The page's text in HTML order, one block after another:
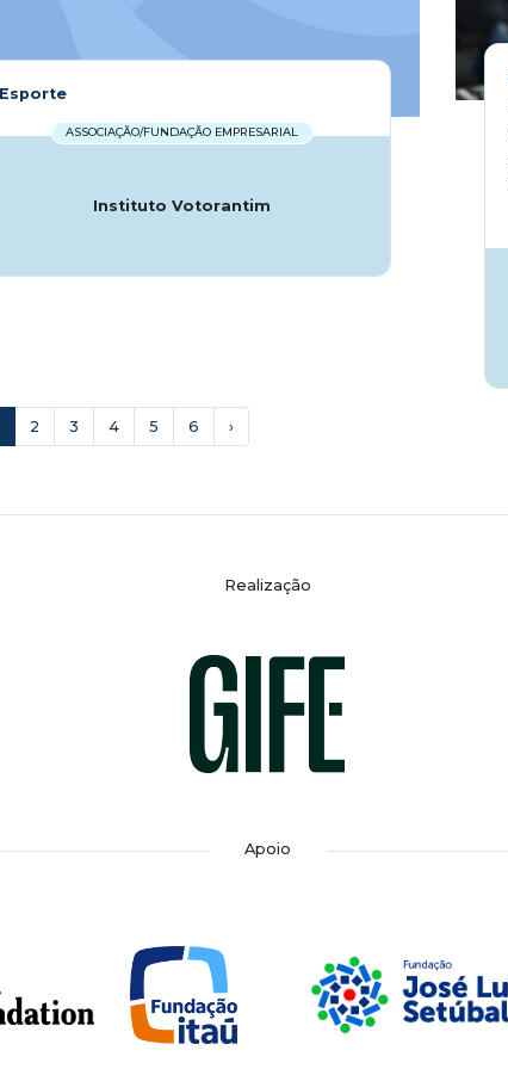
Esporte
ASSOCIAÇÃO/FUNDAÇÃO EMPRESARIAL
Instituto Votorantim
2 3 4 5 6 ›
Realização
Apoio